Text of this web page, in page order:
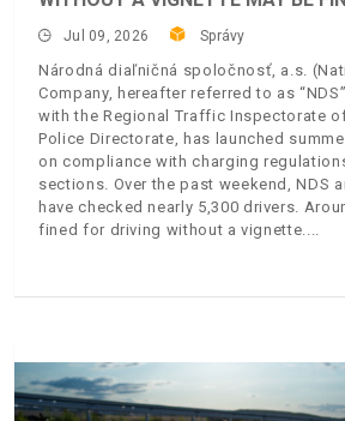
Jul 09, 2026 Správy
Národná diaľničná spoločnosť, a.s.
Company, hereafter referred to as
with the Regional Traffic Inspectorate
Police Directorate, has launched
on compliance with charging
sections. Over the past weekend, NDS
have checked nearly 5,300 drivers.
fined for driving without a vignette.